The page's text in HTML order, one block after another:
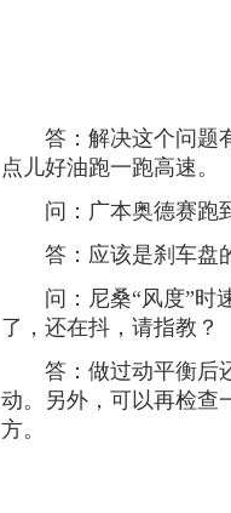
答：解决这个问题有
点儿好油跑一跑高速。
问：广本奥德赛跑到
答：应该是刹车盘的
问：尼桑“风度”时速
了，还在抖，请指教？
答：做过动平衡后还
动。另外，可以再检查
方。